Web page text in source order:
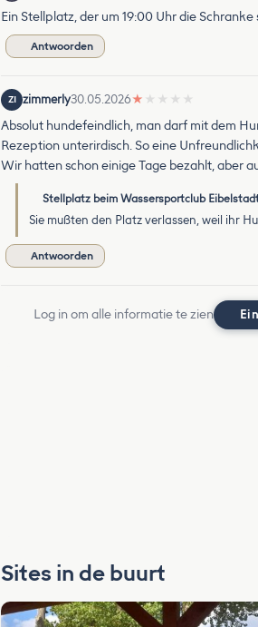
Ein Stellplatz, der um 19:00 Uhr die
Antwoorden
ZI zimmerly30.05.2026★ ★ ★ ★ ★
Absolut hundefeindlich, man darf mit dem
Rezeption unterirdisch. So eine
Wir hatten schon einige Tage bezahlt, aber
Stellplatz beim Wassersportclub
Sie mußten den Platz verlassen, weil ihr
Antwoorden
Log in om alle informatie te zien
Sites in de buurt